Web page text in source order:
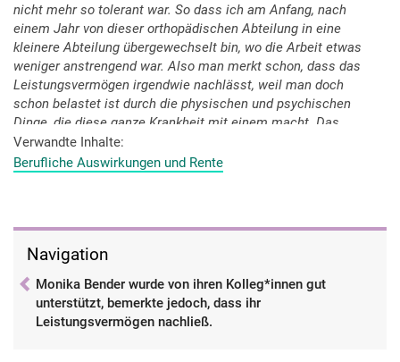
nicht mehr so tolerant war. So dass ich am Anfang, nach
einem Jahr von dieser orthopädischen Abteilung in eine
kleinere Abteilung übergewechselt bin, wo die Arbeit etwas
weniger anstrengend war. Also man merkt schon, dass das
Leistungsvermögen irgendwie nachlässt, weil man doch
schon belastet ist durch die physischen und psychischen
Dinge, die diese ganze Krankheit mit einem macht. Das
musste ich mir auch schmerzlicher Weise eingestehen.
Verwandte Inhalte
Berufliche Auswirkungen und Rente
Navigation
Monika Bender wurde von ihren Kolleg*innen gut
unterstützt, bemerkte jedoch, dass ihr
Leistungsvermögen nachließ.